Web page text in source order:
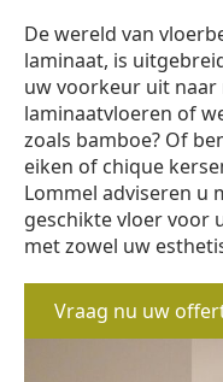
De wereld van
laminaat, is
uw voorkeur uit
laminaatvloeren of
zoals bamboe? Of
eiken of chique
Lommel adviseren u
geschikte vloer voor
met zowel uw
Vraag nu uw